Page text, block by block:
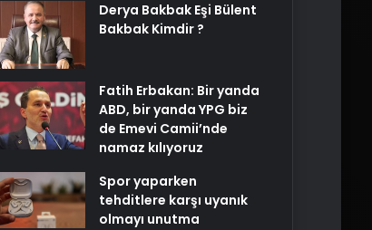
Derya Bakbak Eşi Bülent
Bakbak Kimdir ?
Fatih Erbakan: Bir yanda
ABD, bir yanda YPG biz
de Emevi Camii’nde
namaz kılıyoruz
Spor yaparken
tehditlere karşı uyanık
olmayı unutma